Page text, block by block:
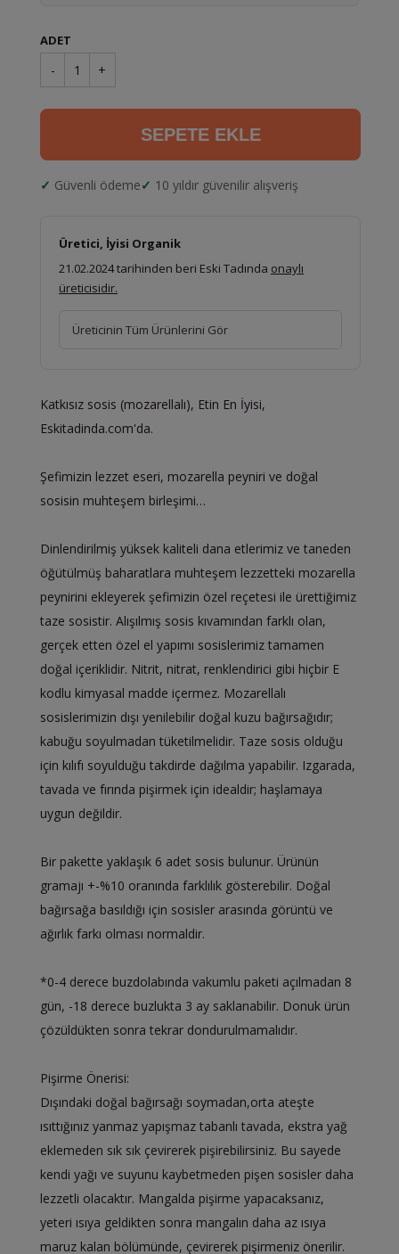
ADET
- 1 +
SEPETE EKLE
Güvenli ödeme 10 yıldır güvenilir alışveriş
Üretici, İyisi Organik
21.02.2024 tarihinden beri Eski Tadında onaylı
üreticisidir.
Üreticinin Tüm Ürünlerini Gör
Katkısız sosis (mozarellalı), Etin En İyisi,
Eskitadinda.com'da.
Şefimizin lezzet eseri, mozarella peyniri ve doğal
sosisin muhteşem birleşimi…
Dinlendirilmiş yüksek kaliteli dana etlerimiz ve taneden
öğütülmüş baharatlara muhteşem lezzetteki mozarella
peynirini ekleyerek şefimizin özel reçetesi ile ürettiğimiz
taze sosistir. Alışılmış sosis kıvamından farklı olan,
gerçek etten özel el yapımı sosislerimiz tamamen
doğal içeriklidir. Nitrit, nitrat, renklendirici gibi hiçbir E
kodlu kimyasal madde içermez. Mozarellalı
sosislerimizin dışı yenilebilir doğal kuzu bağırsağıdır;
kabuğu soyulmadan tüketilmelidir. Taze sosis olduğu
için kılıfı soyulduğu takdirde dağılma yapabilir. Izgarada,
tavada ve fırında pişirmek için idealdir; haşlamaya
uygun değildir.
Bir pakette yaklaşık 6 adet sosis bulunur. Ürünün
gramajı +-%10 oranında farklılık gösterebilir. Doğal
bağırsağa basıldığı için sosisler arasında görüntü ve
ağırlık farkı olması normaldir.
*0-4 derece buzdolabında vakumlu paketi açılmadan 8
gün, -18 derece buzlukta 3 ay saklanabilir. Donuk ürün
çözüldükten sonra tekrar dondurulmamalıdır.
Pişirme Önerisi:
Dışındaki doğal bağırsağı soymadan,orta ateşte
ısıttığınız yanmaz yapışmaz tabanlı tavada, ekstra yağ
eklemeden sık sık çevirerek pişirebilirsiniz. Bu sayede
kendi yağı ve suyunu kaybetmeden pişen sosisler daha
lezzetli olacaktır. Mangalda pişirme yapacaksanız,
yeteri ısıya geldikten sonra mangalın daha az ısıya
maruz kalan bölümünde, çevirerek pişirmeniz önerilir.